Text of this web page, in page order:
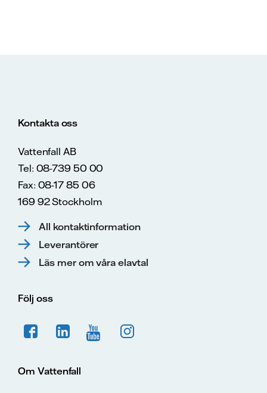
Kontakta oss
Vattenfall AB
Tel: 08-739 50 00
Fax: 08-17 85 06
169 92 Stockholm
All kontaktinformation
Leverantörer
Läs mer om våra elavtal
Följ oss
Om Vattenfall